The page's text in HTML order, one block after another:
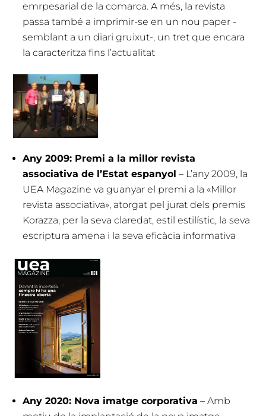
emrpesarial de la comarca. A més, la revista
passa també a imprimir-se en un nou paper -
semblant a un diari gruixut-, un tret que encara
la caracteritza fins l’actualitat
Any 2009: Premi a la millor revista
associativa de l’Estat espanyol – L’any 2009, la
UEA Magazine va guanyar el premi a la «Millor
revista associativa», atorgat pel jurat dels premis
Korazza, per la seva claredat, estil estilístic, la seva
escriptura amena i la seva eficàcia informativa
Any 2020: Nova imatge corporativa – Amb